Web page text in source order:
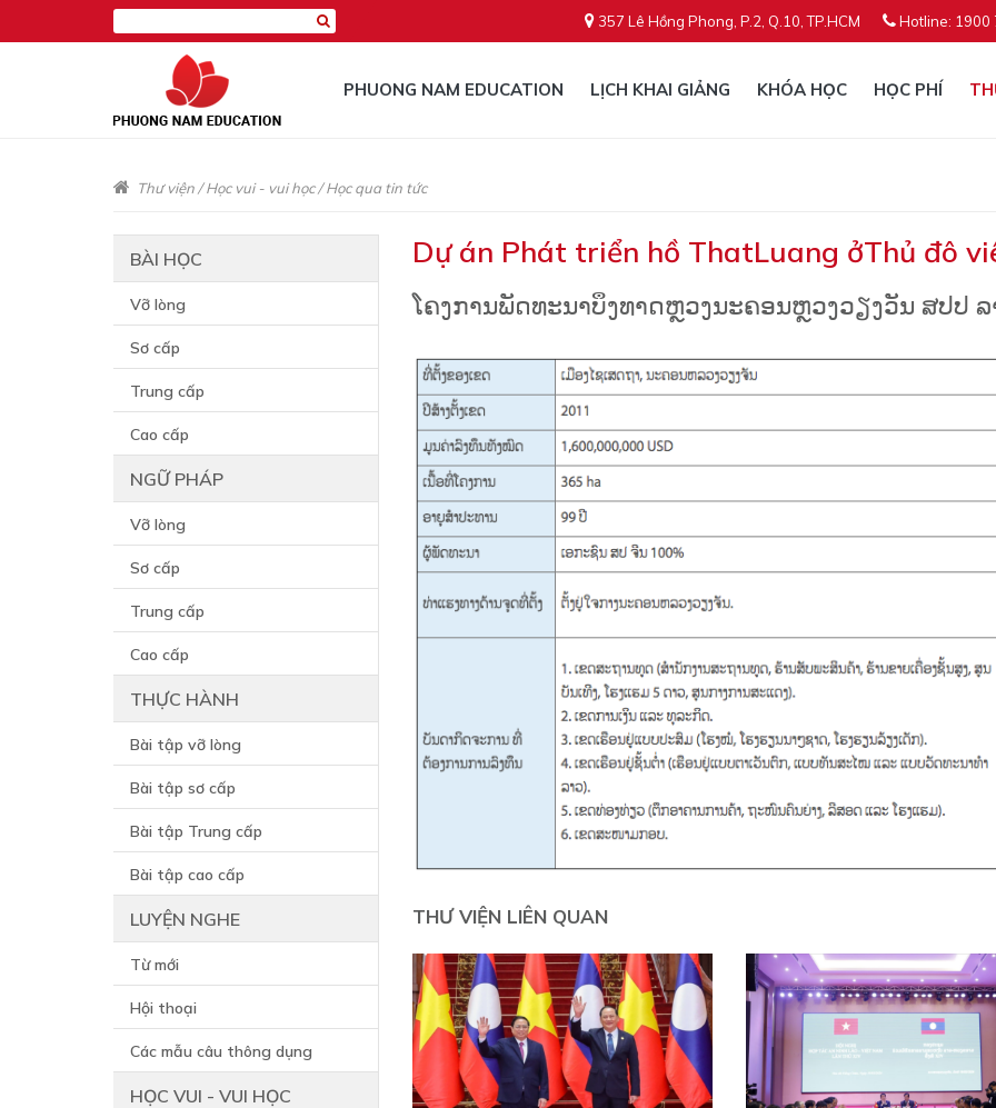
357 Lê Hồng Phong, P.2, Q.10, TP.HCM Hotline: 1900
PHUONG NAM EDUCATION LỊCH KHAI GIẢNG KHÓA HỌC HỌC PHÍ
Thư viện/Học vui - vui học/Học qua tin tức
BÀI HỌC
Vỡ lòng
Sơ cấp
Trung cấp
Cao cấp
NGỮ PHÁP
Vỡ lòng
Sơ cấp
Trung cấp
Cao cấp
THỰC HÀNH
Bài tập vỡ lòng
Bài tập sơ cấp
Bài tập Trung cấp
Bài tập cao cấp
LUYỆN NGHE
Từ mới
Hội thoại
Các mẫu câu thông dụng
HỌC VUI - VUI HỌC
Dự án Phát triển hồ ThatLuang ởThủ đô
ໂຄງການພັດທະນາບຶງທາດຫຼວງນະຄອນຫຼວງວຽງວັນ ສປປ ລ
THƯ VIỆN LIÊN QUAN